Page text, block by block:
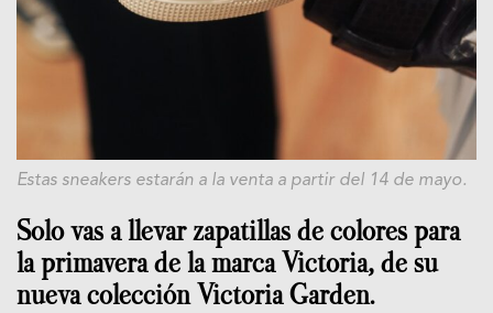
Estas sneakers estarán a la venta a partir del 14 de mayo.
Solo vas a llevar zapatillas de colores para
la primavera de la marcaVictoria, de su
nueva colección Victoria Garden.